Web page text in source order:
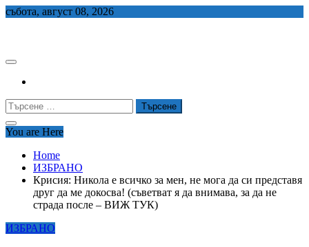
Skip
събота, август 08, 2026
Търсене
за:
You are Here
Home
ИЗБРАНО
Крисия: Никола е всичко за мен, не мога да си представя
друг да ме докосва! (съветват я да внимава, за да не
страда после – ВИЖ ТУК)
ИЗБРАНО